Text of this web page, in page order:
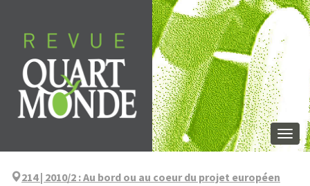
content
214 | 2010/2 :Au bord ou au coeur du projet européen